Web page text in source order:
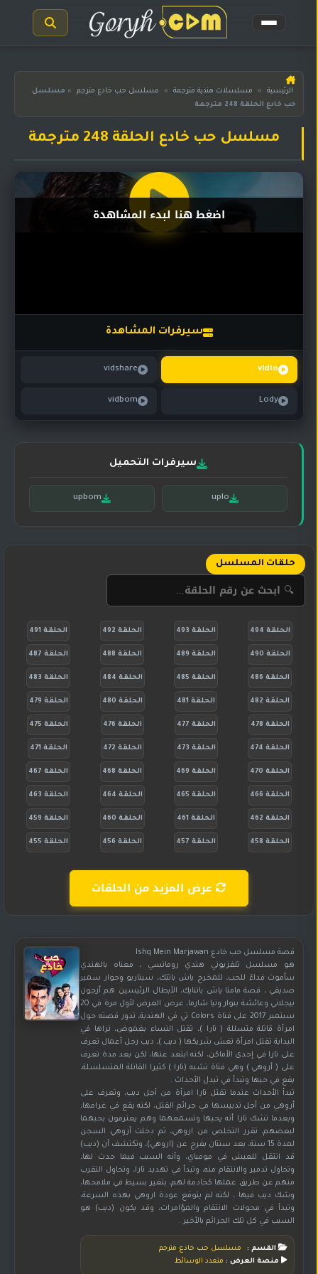
الرئيسية
مسلسلات
المترجمة
مسلسلات
مسلسلات
تركي
مسلسلات
الرئيسية » مسلسلات هندية مترجمة » مسلسل حب خادع مترجم » مسلسل
حب خادع الحلقة 248 مترجمة
مسلسل حب خادع الحلقة 248 مترجمة
سيرفرات المشاهدة
vidlo
vidshare
Lody
vidbom
اضغط هنا لبدء المشاهدة
سيرفرات التحميل
uplo
upbom
حلقات المسلسل
الحلقة 494 الحلقة 493 الحلقة 492 الحلقة 491
الحلقة 490 الحلقة 489 الحلقة 488 الحلقة 487
الحلقة 486 الحلقة 485 الحلقة 484 الحلقة 483
الحلقة 482 الحلقة 481 الحلقة 480 الحلقة 479
الحلقة 478 الحلقة 477 الحلقة 476 الحلقة 475
الحلقة 474 الحلقة 473 الحلقة 472 الحلقة 471
الحلقة 470 الحلقة 469 الحلقة 468 الحلقة 467
الحلقة 466 الحلقة 465 الحلقة 464 الحلقة 463
الحلقة 462 الحلقة 461 الحلقة 460 الحلقة 459
الحلقة 458 الحلقة 457 الحلقة 456 الحلقة 455
عرض المزيد من الحلقات
قصة مسلسل حب خادع Ishq Mein Marjawan
هو مسلسل تلفزيوني هندي رومانسي ، معناه بالهندي
سأموت فداءً للحب، للمخرج ياش باتتك، سيناريو وحوار سمير
صديقي ، قصة مامتا ياش باتنايك، الأبطال الرئيسين هم أرجون
بيجلاني وعائشة بنوار ونيا شارما، عرض العرض لأول مرة في 20
سبتمبر 2017 على قناة Colors تي في الهندية، تدور قصته حول
امرأة قاتلة متسللة ( تارا )، تقتل النساء بغموض، نراها في
البداية تقتل امرأة تغش شريكها ( ديب )، ديب رجل أعمال تعرف
على تارا في إحدى الأماكن، لكنه ابتعد عنها، لكن بعد مدة تعرف
على ( أروهي ) وهي فتاة تشبه (تارا ) كثيرا القاتلة المتسلسلة،
يقع في حبها وتبدأ في تبدل الأحداث .
تبدأ الأحداث عندما تقتل تارا امرأة من أجل ديب، وتعرف على
أروهي من أجل تدبيسها في جرائم القتل، لكنه يقع في غرامها،
وبعدما تشك تارا أنه يحبها وتسمعهما وهم يعترفون بحبهما
لبعضهم، تقرر التخلص من اروهي، ثم دخلت آروهي السجن
لمدة 15 سنة، بعد سنتان يفرج عن (اروهي)، وتكتشف أن (ديب)
قد انتقل للعيش في مومباي، وأنه السبب فيما حدث لها،
وتحاول تدمير والانتقام منه، وتبدأ في تهديد تارا، وتحاول التقرب
منهم عن طريق عملها كخادمة لهم، بتغير بسيط في ملامحها،
وشك ديب فيها ، لكنه لم يتوقع عودة اروهي بهذه السرعة،
وتبدأ في محولات الانتقام والمؤامرات، وقد يكون (ديب) هو
السبب في كل تلك الجرائم بالأخير .
القسم :
مسلسل حب خادع مترجم
منصة العرض : متعدد الوسائط